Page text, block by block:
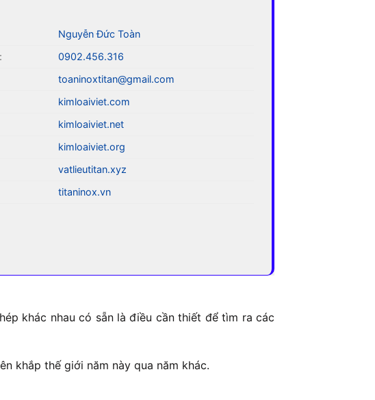
Nguyễn Đức Toàn
0902.456.316
toaninoxtitan@gmail.com
kimloaiviet.com
kimloaiviet.net
kimloaiviet.org
vatlieutitan.xyz
titaninox.vn
khác nhau có sẵn là điều cần thiết để tìm ra các
khắp thế giới năm này qua năm khác.